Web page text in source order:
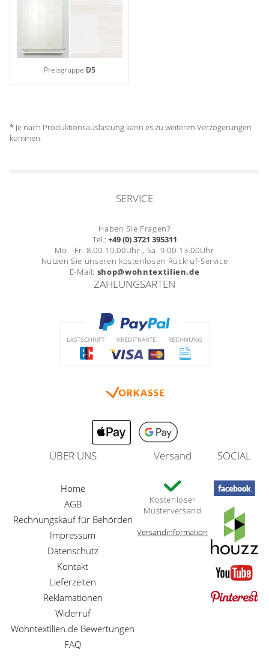
Preisgruppe D5
* Je nach Produktionsauslastung kann es zu weiteren Verzögerungen
kommen.
SERVICE
Haben Sie Fragen?
Tel.: +49 (0) 3721 395311
Mo. -Fr. 8.00-19.00Uhr , Sa. 9.00-13.00Uhr
Nutzen Sie unseren kostenlosen Rückruf-Service
E-Mail: shop@wohntextilien.de
ZAHLUNGSARTEN
ÜBER UNS
Home
AGB
Rechnungskauf für Behörden
Impressum
Datenschutz
Kontakt
Lieferzeiten
Reklamationen
Widerruf
Wohntextilien.de Bewertungen
FAQ
Versand
Kostenloser
Musterversand
Versandinformation
SOCIAL